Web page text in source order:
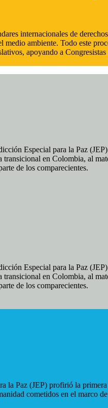
internacionales de
ambiente. Todo este
apoyando a
Especial para la Paz
en Colombia, al
de los comparecientes.
Especial para la Paz
en Colombia, al
de los comparecientes.
la Paz (JEP) profirió la
cometidos en el marco